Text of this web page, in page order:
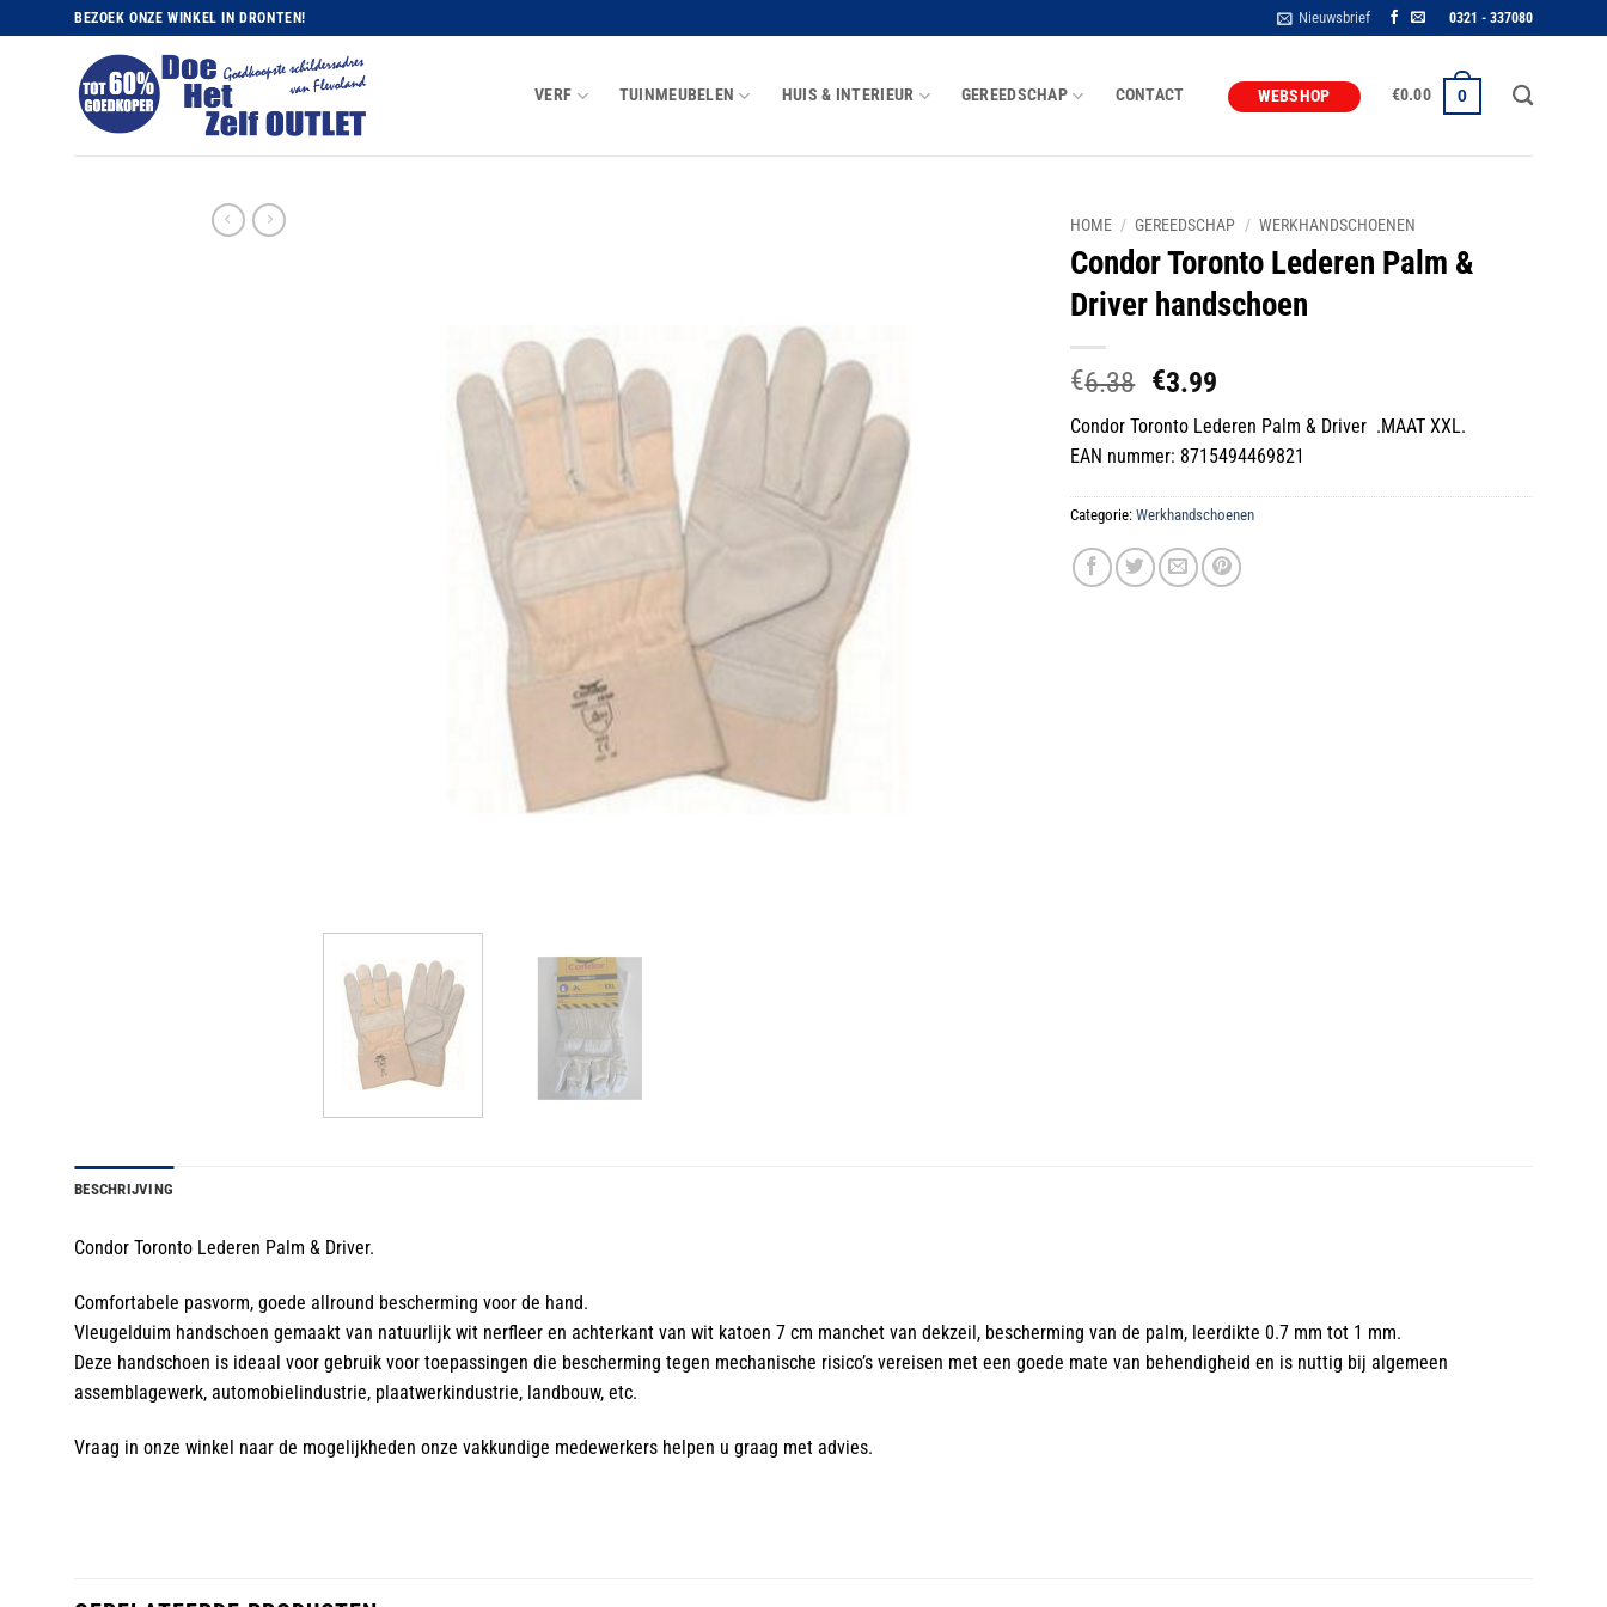
naar
BEZOEK ONZE WINKEL IN DRONTEN! Nieuwsbrief 0321 - 337080
VERF TUINMEUBELEN HUIS & INTERIEUR GEREEDSCHAP CONTACT WEBSHOP €0.00 0
HOME / GEREEDSCHAP / WERKHANDSCHOENEN
Condor Toronto Lederen Palm &
Driver handschoen
€6.38 Oorspronkelijke
prijs
was:
€6.38.
€3.99Huidige
prijs
is:
€3.99.
Condor Toronto Lederen Palm & Driver .MAAT XXL.
EAN nummer: 8715494469821
Categorie:Werkhandschoenen
BESCHRIJVING
Condor Toronto Lederen Palm & Driver.
Comfortabele pasvorm, goede allround bescherming voor de hand.
Vleugelduim handschoen gemaakt van natuurlijk wit nerfleer en achterkant van wit katoen 7 cm manchet van dekzeil, bescherming van de palm, leerdikte 0.7 mm tot 1 mm.
Deze handschoen is ideaal voor gebruik voor toepassingen die bescherming tegen mechanische risico’s vereisen met een goede mate van behendigheid en is nuttig bij algemeen
assemblagewerk, automobielindustrie, plaatwerkindustrie, landbouw, etc.
Vraag in onze winkel naar de mogelijkheden onze vakkundige medewerkers helpen u graag met advies.